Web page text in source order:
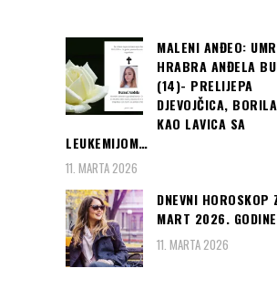
MALENI ANĐEO:
HRABRA ANĐELA
(14)- PRELIJEPA
DJEVOJČICA,
KAO LAVICA SA
LEUKEMIJOM…
11. MARTA 2026
DNEVNI HOROSKOP
MART 2026. GODINE
11. MARTA 2026